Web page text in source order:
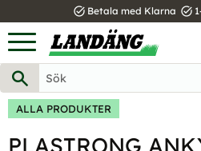
Meny
task_alt Betala med Klarna task_alt
ALLA PRODUKTER
PLASTRONG